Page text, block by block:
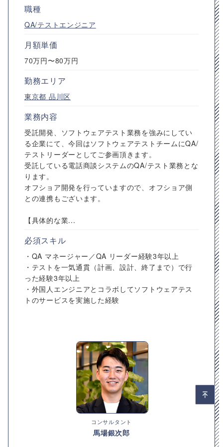
職種
QA/テストエンジニア
月額単価
70万円〜80万円
勤務エリア
東京都 品川区
業務内容
受託開発、ソフトウェアテスト業務を強みにしてい
る企業にて、今回はソフトウェアテストチームにQA/
テストリーダーとしてご参画頂きます。
受託している電話商談システムのQA/テスト業務とな
ります。
オフショア開発を行っていますので、オフショア側
との連携もございます。
【具体的な業...
必須スキル
・QA マネージャー／QA リーダー経験3年以上
・テストを一気通貫（計画、設計、終了まで）で行
った経験3年以上
・外国人エンジニアとコラボしてソフトウェアテス
トのサービスを実施した経験
コンサルタント
馬場銀次郎